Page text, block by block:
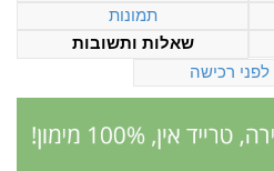
תמונות
שאלות ותשובות
רכישה